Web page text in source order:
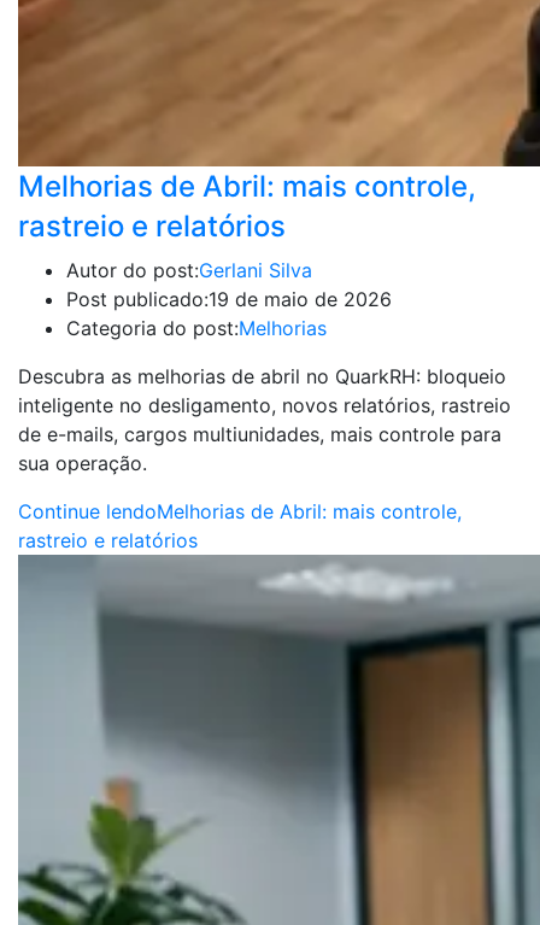
Melhorias de Abril: mais controle,
rastreio e relatórios
Autor do post:Gerlani Silva
Post publicado:19 de maio de 2026
Categoria do post:Melhorias
Descubra as melhorias de abril no QuarkRH: bloqueio
inteligente no desligamento, novos relatórios, rastreio
de e-mails, cargos multiunidades, mais controle para
sua operação.
Continue lendoMelhorias de Abril: mais controle,
rastreio e relatórios